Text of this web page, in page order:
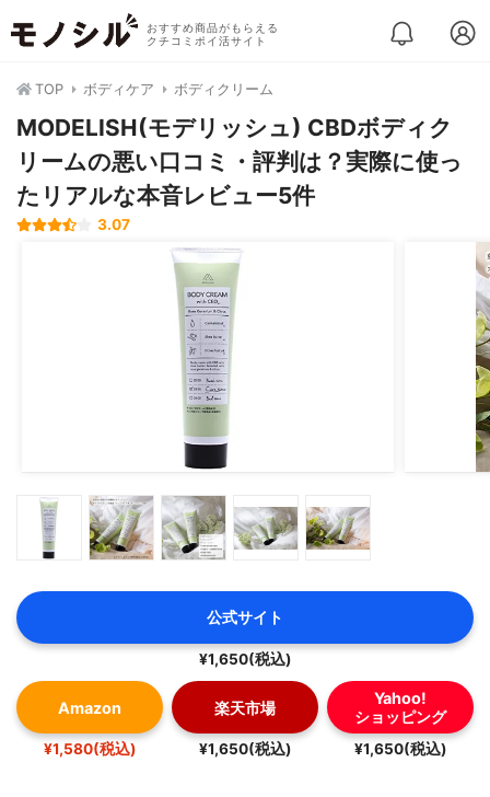
おすすめ商品がもらえる
クチコミポイ活サイト
TOP ボディケア ボディクリーム
MODELISH(モデリッシュ) CBDボディク
リームの悪い口コミ・評判は？実際に使っ
たリアルな本音レビュー5件
3.07
公式サイト
¥1,650(税込)
Amazon
¥1,580(税込)
楽天市場
¥1,650(税込)
Yahoo!
ショッピング
¥1,650(税込)